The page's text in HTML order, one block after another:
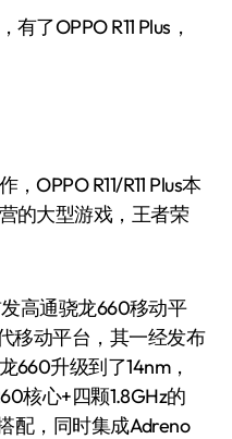
了OPPO R11 Plus，
R11/R11 Plus本
的大型游戏，王者荣
高通骁龙660移动平
移动平台，其一经发布
660升级到了14nm，
核心+四颗1.8GHz的
配，同时集成Adreno